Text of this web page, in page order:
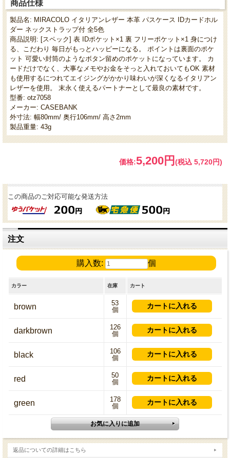
商品仕様
製品名: MIRACOLO イタリアンレザー 本革 パスケース IDカードホル
ダー ネックストラップ付 全5色
商品説明: [スペック] 表 IDポケット×1 裏 フリーポケット×1 身につけ
る、こだわり 毎日がもっとハッピーになる。 ポイントは裏面のポケ
ット 可愛い封筒のようなボタン留めのポケットになっています。 カ
ードだけでなく、大事なメモやお金をそっと入れておいてもOK 素材
も使用するにつれてエイジングがかかり味わいが深くなるイタリアン
レザーを使用。 末永く使えるパートナーとして最良の素材です。
型番: otz7058
メーカー: CASEBANK
外寸法: 幅80mm/ 奥行106mm/ 高さ2mm
製品重量: 43g
価格:5,200円 (税込 5,720円)
この商品のご対応可能な発送方法
注文
購入数: 個
カラー 在庫 カート
brown
53
個
darkbrown
126
個
black
106
個
red
50
個
green
178
個
返品についての詳細はこちら